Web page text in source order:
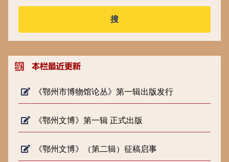
搜
《鄂州市博物馆论丛》第一辑出版发行
《鄂州文博》第一辑 正式出版
《鄂州文博》（第二辑）征稿启事